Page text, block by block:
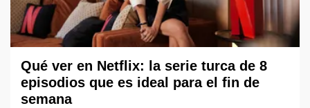
Qué ver en Netflix: la serie turca de 8
episodios que es ideal para el fin de
semana